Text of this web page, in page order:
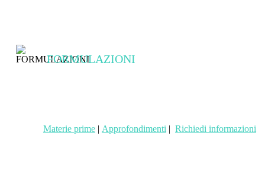
FORMULAZIONI
Materie prime | Approfondimenti | Richiedi informazioni